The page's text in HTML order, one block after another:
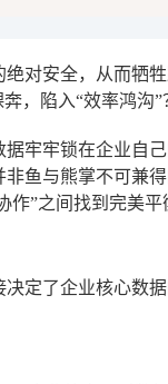
对安全，从而牺
，陷入“效率鸿沟”
牢牢锁在企业自
鱼与熊掌不可兼
”之间找到完美平
定了企业核心数